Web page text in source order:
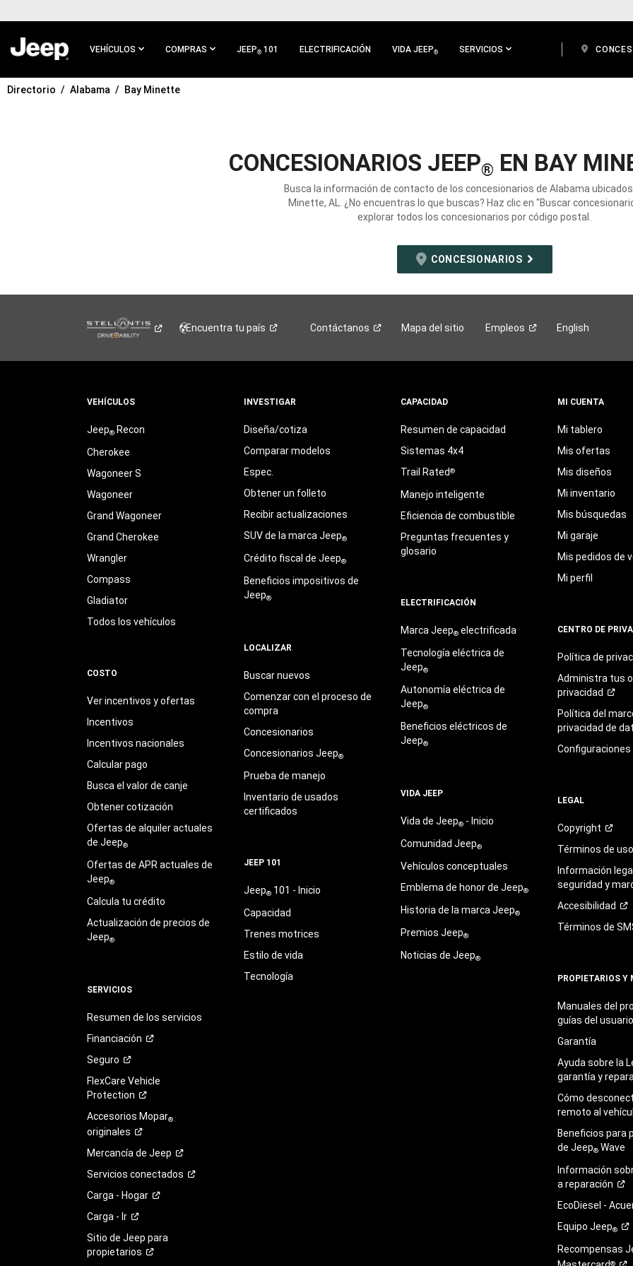
CONTENIDO
VEHÍCULOS COMPRAS JEEP® 101 ELECTRIFICACIÓN VIDA JEEP® SERVICIOS
IR A
Directorio Alabama Bay Minette
CONCESIONARIOS JEEP® EN BAY
Busca la información de contacto de los concesionarios de Alabama
Minette, AL. ¿No encuentras lo que buscas? Haz clic en "Buscar
explorar todos los concesionarios por código postal.
CONCESIONARIOS
Encuentra tu país Contáctanos Mapa del sitio Empleos English
VEHÍCULOS
Jeep®Recon
Cherokee
Wagoneer S
Wagoneer
Grand Wagoneer
Grand Cherokee
Wrangler
Compass
Gladiator
Todos los vehículos
COSTO
Ver incentivos y ofertas
Incentivos
Incentivos nacionales
Calcular pago
Busca el valor de canje
Obtener cotización
Ofertas de alquiler actuales
de Jeep®
Ofertas de APR actuales de
Jeep®
Calcula tu crédito
Actualización de precios de
Jeep®
SERVICIOS
Resumen de los servicios
Financiación
Seguro
FlexCare Vehicle
Protection
Accesorios Mopar®
originales
Mercancía de Jeep
Servicios conectados
Carga - Hogar
Carga - Ir
Sitio de Jeep para
propietarios
INVESTIGAR
Diseña/cotiza
Comparar modelos
Espec.
Obtener un folleto
Recibir actualizaciones
SUV de la marca Jeep®
Crédito fiscal de Jeep®
Beneficios impositivos de
Jeep®
LOCALIZAR
Buscar nuevos
Comenzar con el proceso de
compra
Concesionarios
Concesionarios Jeep®
Prueba de manejo
Inventario de usados
certificados
JEEP 101
Jeep®101 - Inicio
Capacidad
Trenes motrices
Estilo de vida
Tecnología
CAPACIDAD
Resumen de capacidad
Sistemas 4x4
Trail Rated®
Manejo inteligente
Eficiencia de combustible
Preguntas frecuentes y
glosario
ELECTRIFICACIÓN
Marca Jeep®electrificada
Tecnología eléctrica de
Jeep®
Autonomía eléctrica de
Jeep®
Beneficios eléctricos de
Jeep®
VIDA JEEP
Vida de Jeep®- Inicio
Comunidad Jeep®
Vehículos conceptuales
Emblema de honor de Jeep®
Historia de la marca Jeep®
Premios Jeep®
Noticias de Jeep®
MI CUENTA
Mi tablero
Mis ofertas
Mis diseños
Mi inventario
Mis búsquedas
Mi garaje
Mis pedidos de
Mi perfil
CENTRO DE
Política de
Administra tus
privacidad
Política del
privacidad de
Configuraciones
LEGAL
Copyright
Términos deuso
Información
seguridad y
Accesibilidad
Términos de
PROPIETARIOS Y
Manuales del
guías delusuario
Garantía
Ayuda sobre la
garantía y
Cómo
remoto al
Beneficios para
de Jeep® Wave
Información
areparación
EcoDiesel -
Equipo Jeep®
Recompensas
®